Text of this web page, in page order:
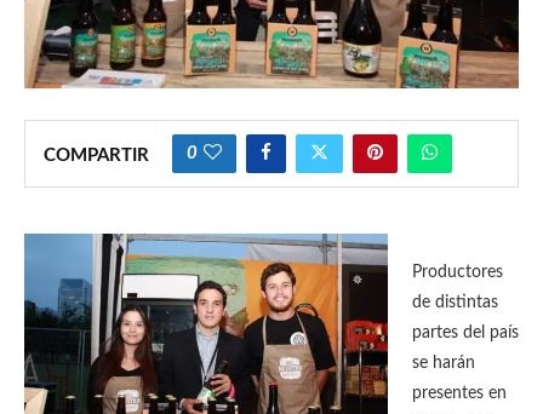
COMPARTIR 0
Productores
de distintas
partes del país
se harán
presentes en